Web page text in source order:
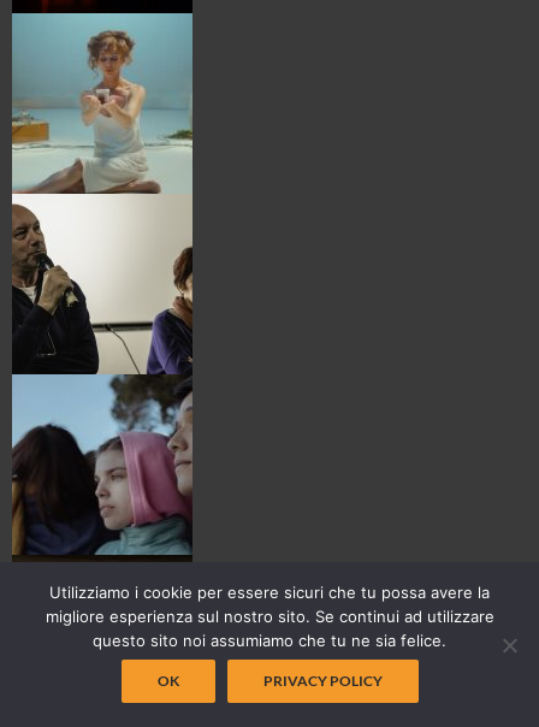
Utilizziamo i cookie per essere sicuri che tu possa avere la
migliore esperienza sul nostro sito. Se continui ad utilizzare
questo sito noi assumiamo che tu ne sia felice.
OK PRIVACY POLICY